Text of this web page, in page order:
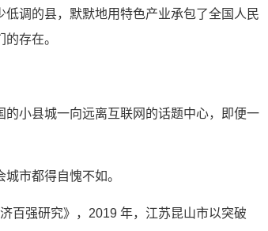
调的县，默默地用特色产业承包了全国人民
存在。
小县城一向远离互联网的话题中心，即便一
市都得自愧不如。
百强研究》，2019 年，江苏昆山市以突破